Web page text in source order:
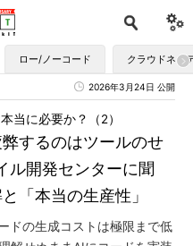
ロー/ノーコード クラウドネイ
2026年3月24日 公開
するのはツールのせ
開発センターに聞
「本当の生産性」
当に必要か？（2）
ドの生成コストは極限まで低